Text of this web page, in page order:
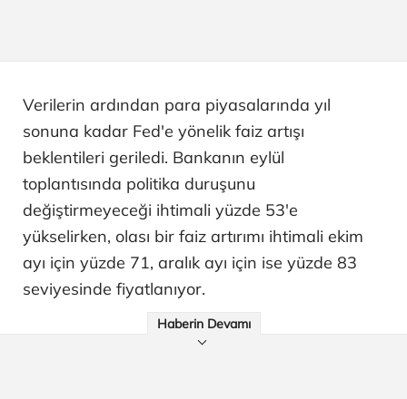
Verilerin ardından para piyasalarında yıl
sonuna kadar Fed'e yönelik faiz artışı
beklentileri geriledi. Bankanın eylül
toplantısında politika duruşunu
değiştirmeyeceği ihtimali yüzde 53'e
yükselirken, olası bir faiz artırımı ihtimali ekim
ayı için yüzde 71, aralık ayı için ise yüzde 83
seviyesinde fiyatlanıyor.
Haberin Devamı